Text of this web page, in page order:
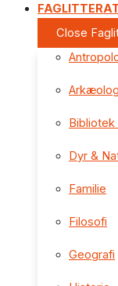
Close
Bibliotek
Dyr &
Familie
Filosofi
Geografi